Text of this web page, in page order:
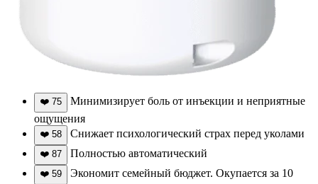
❤️ 75
Минимизирует боль от инъекции и неприятные
ощущения
❤️ 58 Снижает психологический страх перед уколами
❤️ 87 Полностью автоматический
❤️ 59
Экономит семейный бюджет. Окупается за 10